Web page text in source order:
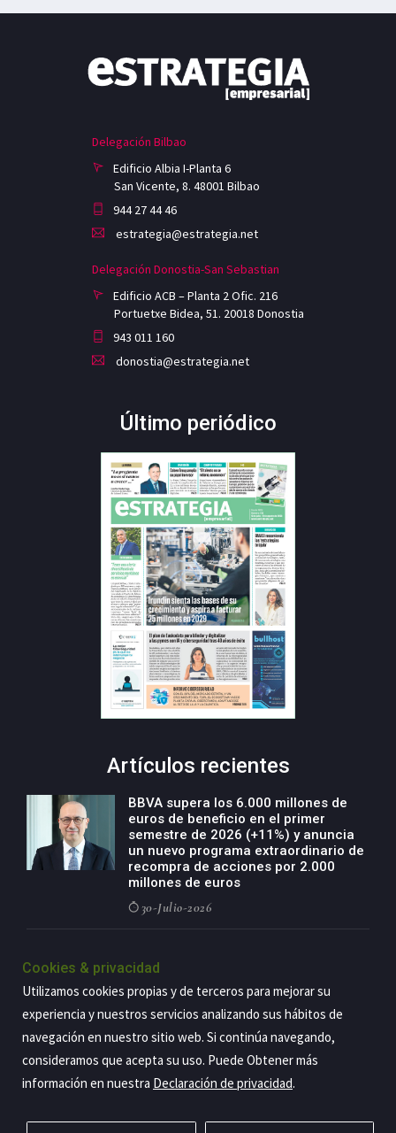
Delegación Bilbao
Edificio Albia I-Planta 6
San Vicente, 8. 48001 Bilbao
944 27 44 46
estrategia@estrategia.net
Delegación Donostia-San Sebastian
Edificio ACB – Planta 2 Ofic. 216
Portuetxe Bidea, 51. 20018 Donostia
943 011 160
donostia@estrategia.net
Último periódico
Artículos recientes
BBVA supera los 6.000 millones de
euros de beneficio en el primer
semestre de 2026 (+11%) y anuncia
un nuevo programa extraordinario de
recompra de acciones por 2.000
millones de euros
30-Julio-2026
negocio agro con un modelo global
de especialización presente en siete
países
29-Julio-2026
Cookies & privacidad
Utilizamos cookies propias y de terceros para mejorar su
experiencia y nuestros servicios analizando sus hábitos de
navegación en nuestro sitio web. Si continúa navegando,
consideramos que acepta su uso. Puede Obtener más
información en nuestra Declaración de privacidad.